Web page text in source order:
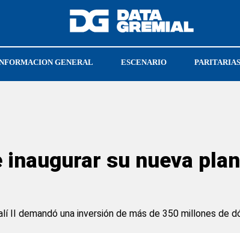
GENERAL ESCENARIO PARITARIAS
inaugurar su nueva
II demandó una inversión de más de 350 millones de